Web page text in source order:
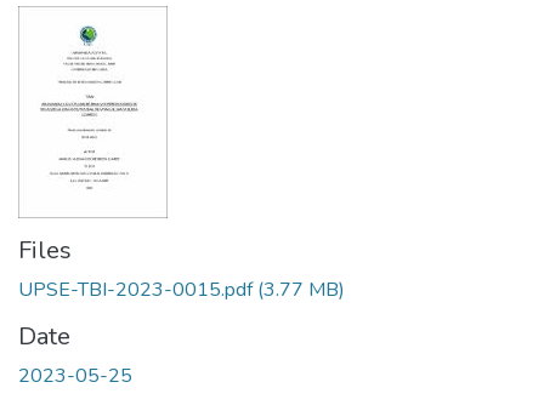
Files
UPSE-TBI-2023-0015.pdf(3.77 MB)
Date
2023-05-25